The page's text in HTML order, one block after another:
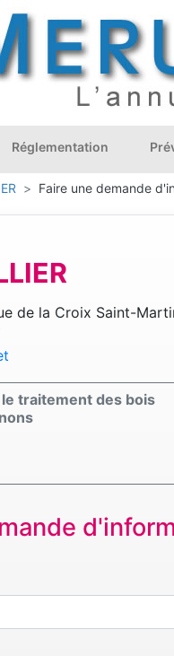
Réglementation
Faire une demande
de la Croix Saint-
traitement des bois